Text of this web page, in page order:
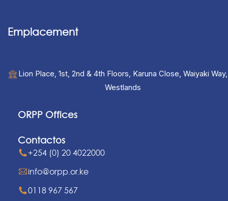
Emplacement
Lion Place, 1st, 2nd & 4th Floors, Karuna Close, Waiyaki Way,
Westlands
ORPP Offices
Contactos
+254 (0) 20 4022000
info@orpp.or.ke
0118 967 567